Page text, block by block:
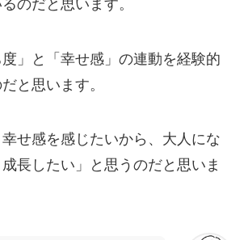
のだと思います。
」と「幸せ感」の連動を経験的
と思います。
せ感を感じたいから、大人にな
長したい」と思うのだと思いま